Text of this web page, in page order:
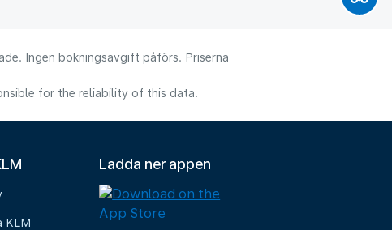
Ingen bokningsavgift påförs. Priserna
for the reliability of this data.
KLM
Ladda ner appen